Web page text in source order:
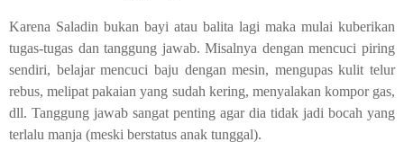
Karena Saladin bukan bayi atau balita lagi maka mulai kuberikan
tugas-tugas dan tanggung jawab. Misalnya dengan mencuci piring
sendiri, belajar mencuci baju dengan mesin, mengupas kulit telur
rebus, melipat pakaian yang sudah kering, menyalakan kompor gas,
dll. Tanggung jawab sangat penting agar dia tidak jadi bocah yang
terlalu manja (meski berstatus anak tunggal).